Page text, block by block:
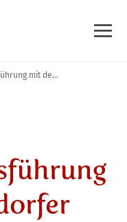
Gereimte Ortsführung mit dem Jonsdorfer Mönch